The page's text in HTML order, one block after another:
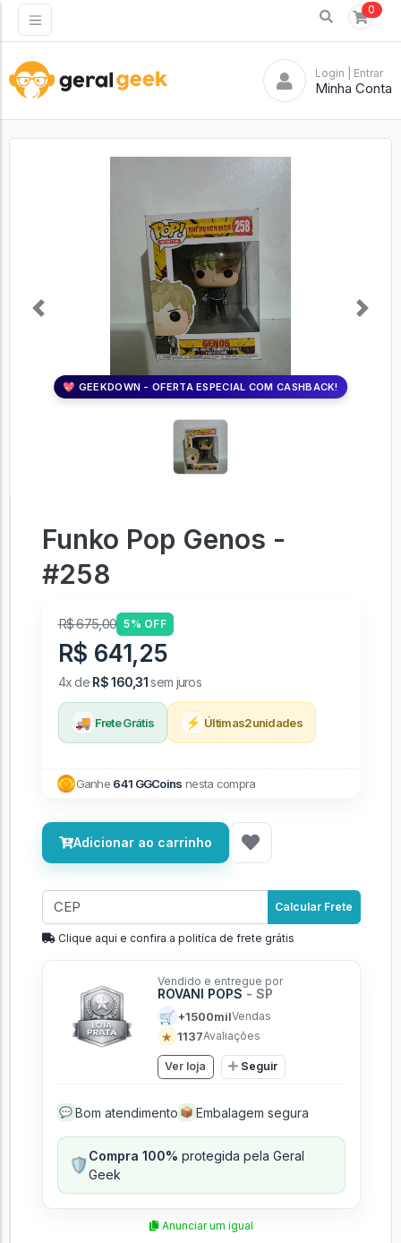
0
Login | Entrar
Minha Conta
💖 GEEKDOWN - OFERTA ESPECIAL COM CASHBACK!
Previous Next
Funko Pop Genos -
#258
R$ 675,00 5% OFF
R$ 641,25
4x de R$ 160,31sem juros
🚚 Frete Grátis ⚡ Últimas2unidades
Ganhe 641 GGCoins nesta compra
Adicionar ao carrinho
Calcular Frete
Clique aqui e confira a politíca de frete grátis
Vendido e entregue por
ROVANI POPS - SP
🛒 +1500milVendas
★ 1137Avaliações
Ver loja Seguir
💬 Bom atendimento 📦 Embalagem segura
🛡️Compra 100% protegida pela Geral
Geek
Anunciar um igual